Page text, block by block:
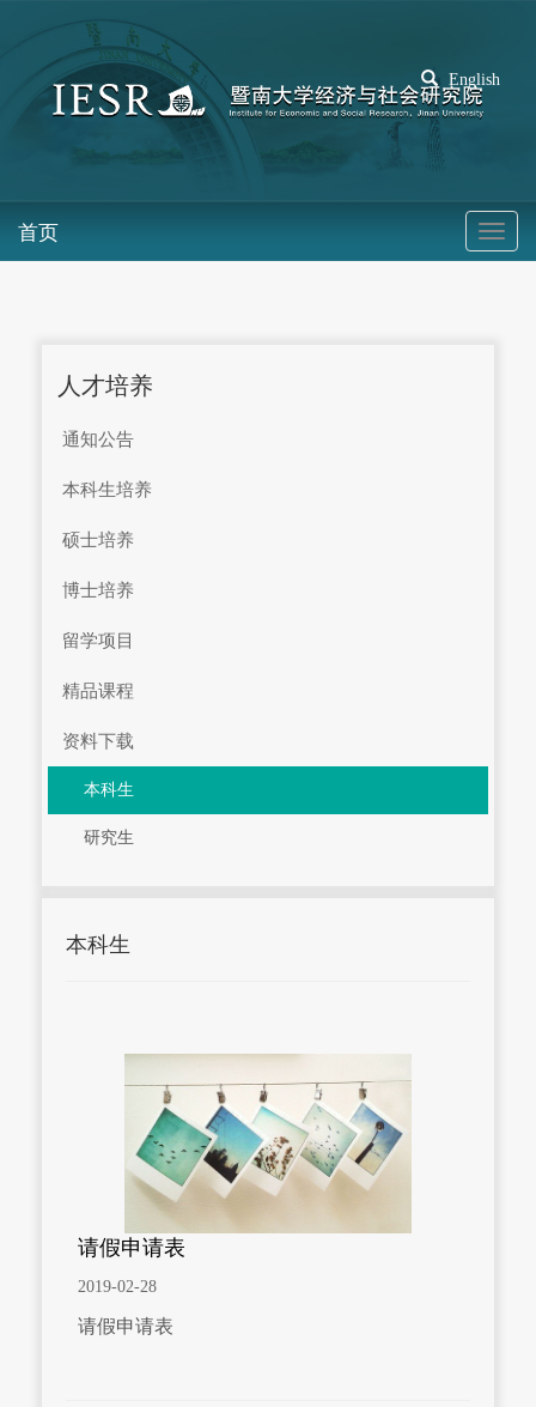
English
首页
人才培养
通知公告
本科生培养
硕士培养
博士培养
留学项目
精品课程
资料下载
本科生
研究生
本科生
请假申请表
2019-02-28
请假申请表